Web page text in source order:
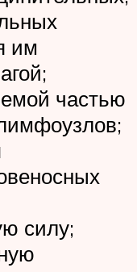
им
частью
силу;